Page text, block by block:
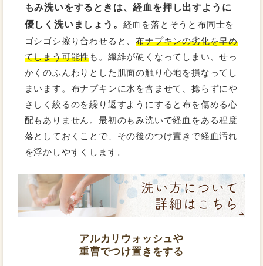
もみ洗いをするときは、経血を押し出すように
優しく洗いましょう。 経血を落とそうと布同士を
ゴシゴシ擦り合わせると、布ナプキンの劣化を早め
てしまう可能性も。繊維が硬くなってしまい、せっ
かくのふんわりとした肌面の触り心地を損なってし
まいます。布ナプキンに水を含ませて、捻らずにや
さしく絞るのを繰り返すようにすると布を傷める心
配もありません。最初のもみ洗いで経血をある程度
落としておくことで、その後のつけ置きで経血汚れ
を浮かしやすくします。
アルカリウォッシュや
重曹でつけ置きをする